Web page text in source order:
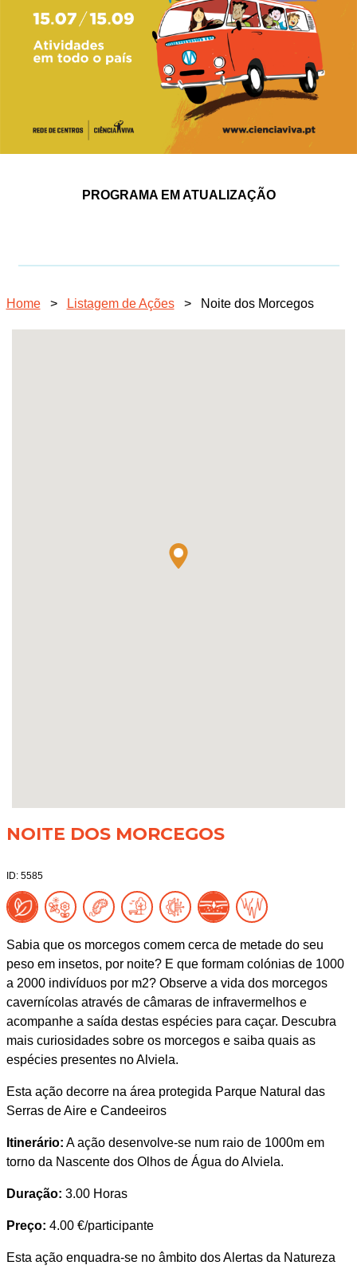
PROGRAMA EM ATUALIZAÇÃO
Home > Listagem de Ações > Noite dos Morcegos
NOITE DOS MORCEGOS
ID: 5585
Sabia que os morcegos comem cerca de metade do seu
peso em insetos, por noite? E que formam colónias de 1000
a 2000 indivíduos por m2? Observe a vida dos morcegos
cavernícolas através de câmaras de infravermelhos e
acompanhe a saída destas espécies para caçar. Descubra
mais curiosidades sobre os morcegos e saiba quais as
espécies presentes no Alviela.
Esta ação decorre na área protegida Parque Natural das
Serras de Aire e Candeeiros
Itinerário: A ação desenvolve-se num raio de 1000m em
torno da Nascente dos Olhos de Água do Alviela.
Duração: 3.00 Horas
Preço: 4.00 €/participante
Esta ação enquadra-se no âmbito dos Alertas da Natureza